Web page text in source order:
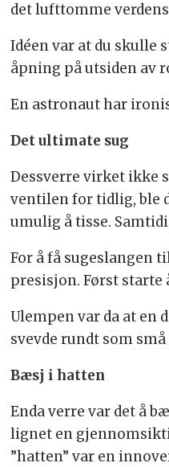
det lufttomme
Idéen var at du skulle
åpning på utsiden av
En astronaut har
Det ultimate sug
Dessverre virket ikke
ventilen for tidlig, ble
umulig å tisse.
For å få sugeslangen
presisjon. Først starte
Ulempen var da at en
svevde rundt som
Bæsj i hatten
Enda verre var det å
lignet en
”hatten” var en